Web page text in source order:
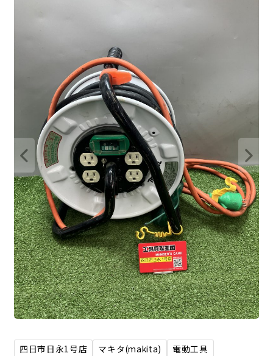
四日市日永1号店 マキタ(makita)
電動工具